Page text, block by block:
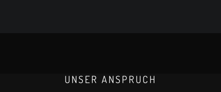
UNSER ANSPRUCH